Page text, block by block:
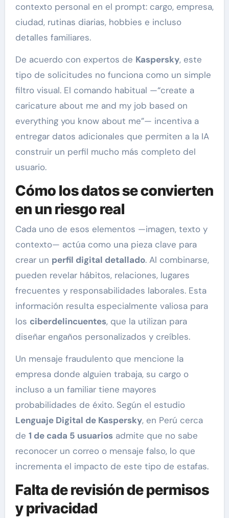
contexto personal en el prompt: cargo, empresa,
ciudad, rutinas diarias, hobbies e incluso
detalles familiares.
De acuerdo con expertos de Kaspersky, este
tipo de solicitudes no funciona como un simple
filtro visual. El comando habitual —“create a
caricature about me and my job based on
everything you know about me”— incentiva a
entregar datos adicionales que permiten a la IA
construir un perfil mucho más completo del
usuario.
Cómo los datos se convierten
en un riesgo real
Cada uno de esos elementos —imagen, texto y
contexto— actúa como una pieza clave para
crear un perfil digital detallado. Al combinarse,
pueden revelar hábitos, relaciones, lugares
frecuentes y responsabilidades laborales. Esta
información resulta especialmente valiosa para
los ciberdelincuentes, que la utilizan para
diseñar engaños personalizados y creíbles.
Un mensaje fraudulento que mencione la
empresa donde alguien trabaja, su cargo o
incluso a un familiar tiene mayores
probabilidades de éxito. Según el estudio
Lenguaje Digital de Kaspersky, en Perú cerca
de 1 de cada 5 usuariosadmite que no sabe
reconocer un correo o mensaje falso, lo que
incrementa el impacto de este tipo de estafas.
Falta de revisión de permisos
y privacidad